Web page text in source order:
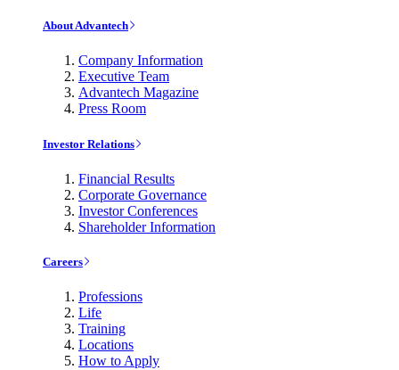
About Advantech
Company Information
Executive Team
Advantech Magazine
Press Room
Investor Relations
Financial Results
Corporate Governance
Investor Conferences
Shareholder Information
Careers
Professions
Life
Training
Locations
How to Apply